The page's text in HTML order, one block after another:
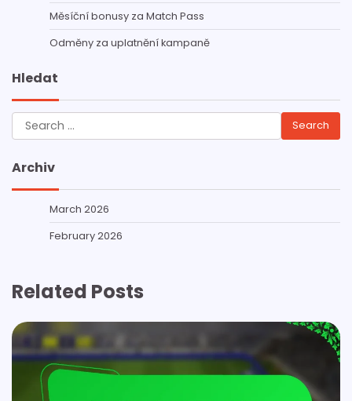
Měsíční bonusy za Match Pass
Odměny za uplatnění kampaně
Hledat
Search
for:
Archiv
March 2026
February 2026
Related Posts